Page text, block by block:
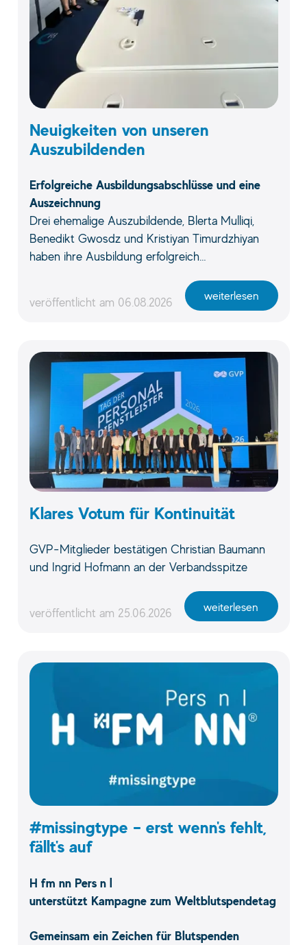
Neuigkeiten von unseren
Auszubildenden
Erfolgreiche Ausbildungsabschlüsse und eine
Auszeichnung
Drei ehemalige Auszubildende, Blerta Mulliqi,
Benedikt Gwosdz und Kristiyan Timurdzhiyan
haben ihre Ausbildung erfolgreich…
veröffentlicht am 06.08.2026 weiterlesen
Klares Votum für Kontinuität
GVP-Mitglieder bestätigen Christian Baumann
und Ingrid Hofmann an der Verbandsspitze
veröffentlicht am 25.06.2026 weiterlesen
#missingtype – erst wenn's fehlt,
fällt's auf
H fm nn Pers n l
unterstützt Kampagne zum Weltblutspendetag
Gemeinsam ein Zeichen für Blutspenden